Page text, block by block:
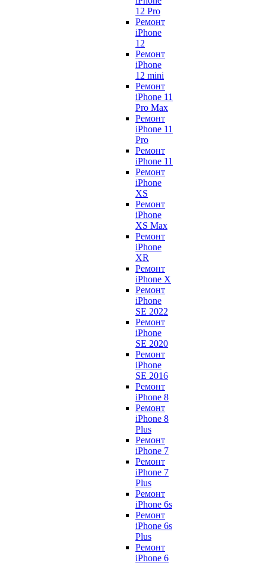
12 Pro
Ремонт
iPhone
12
Ремонт
iPhone
12 mini
Ремонт
iPhone 11
Pro Max
Ремонт
iPhone 11
Pro
Ремонт
iPhone 11
Ремонт
iPhone
XS
Ремонт
iPhone
XS Max
Ремонт
iPhone
XR
Ремонт
iPhone X
Ремонт
iPhone
SE 2022
Ремонт
iPhone
SE 2020
Ремонт
iPhone
SE 2016
Ремонт
iPhone 8
Ремонт
iPhone 8
Plus
Ремонт
iPhone 7
Ремонт
iPhone 7
Plus
Ремонт
iPhone 6s
Ремонт
iPhone 6s
Plus
Ремонт
iPhone 6